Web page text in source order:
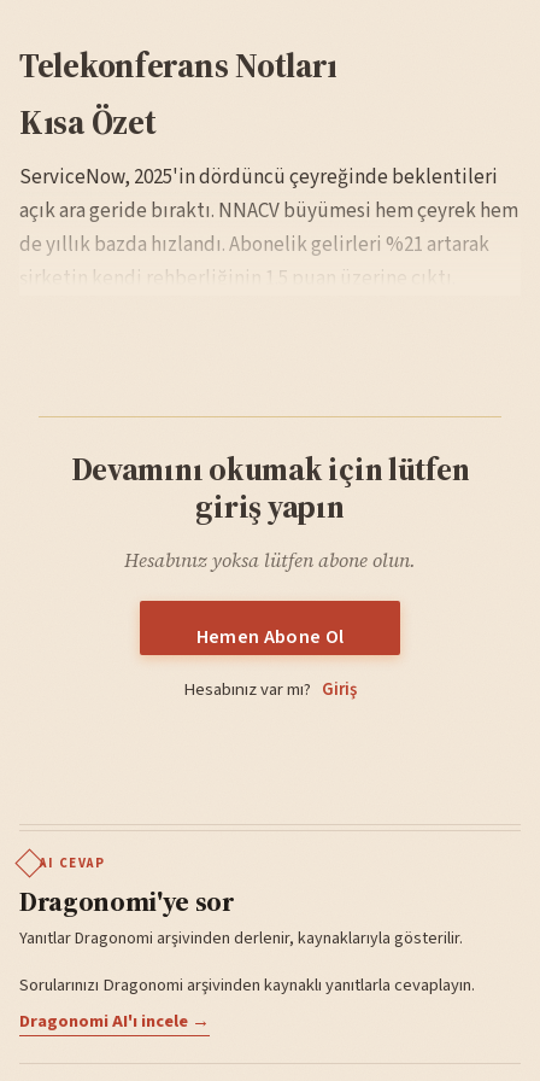
Telekonferans Notları
Kısa Özet
ServiceNow, 2025'in dördüncü çeyreğinde beklentileri
açık ara geride bıraktı. NNACV büyümesi hem çeyrek hem
de yıllık bazda hızlandı. Abonelik gelirleri %21 artarak
şirketin kendi rehberliğinin 1.5 puan üzerine çıktı.
Devamını okumak için lütfen
giriş yapın
Hesabınız yoksa lütfen abone olun.
Hemen Abone Ol
Hesabınız var mı? Giriş
AI CEVAP
Dragonomi'ye sor
Yanıtlar Dragonomi arşivinden derlenir, kaynaklarıyla gösterilir.
Sorularınızı Dragonomi arşivinden kaynaklı yanıtlarla cevaplayın.
Dragonomi AI'ı incele →